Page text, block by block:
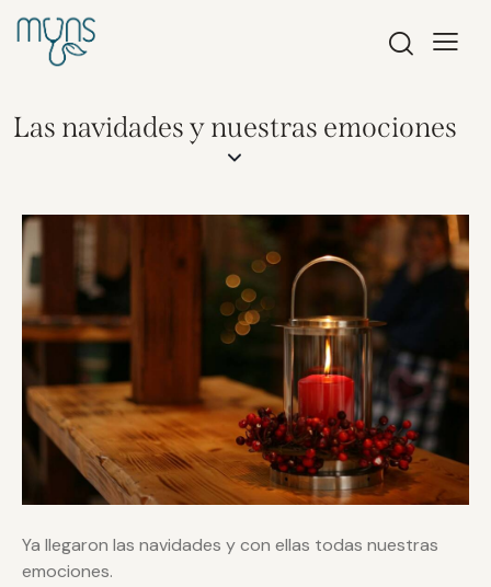
Las navidades y nuestras emociones
Ya llegaron las navidades y con ellas todas nuestras
emociones.